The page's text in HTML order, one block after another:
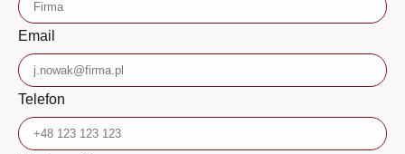
Email
Telefon